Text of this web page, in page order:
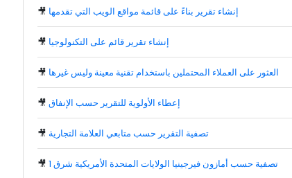
🎥 إنشاء تقرير بناءً على قائمة مواقع الويب التي تقدمها
🎥 إنشاء تقرير قائم على التكنولوجيا
🎥 العثور على العملاء المحتملين باستخدام تقنية معينة وليس غيرها
🎥 إعطاء الأولوية للتقرير حسب الإنفاق
🎥 تصفية التقرير حسب متابعي العلامة التجارية
🎥 تصفية حسب أمازون فيرجينيا الولايات المتحدة الأمريكية شرق 1